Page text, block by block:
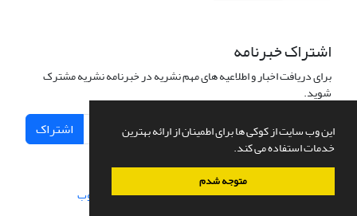
این وب سایت از کوکی ها برای اطمینان از ارائه بهترین
خدمات استفاده می کند.
متوجه شدم
اشتراک خبرنامه
برای دریافت اخبار و اطلاعیه های مهم نشریه در خبرنامه نشریه مشترک
شوید.
اشتراک
سامانه مدیریت نشریات علمی.طراحی و پیاده سازی از سیناوب